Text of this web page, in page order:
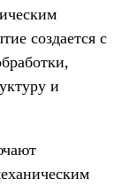
создается с
и